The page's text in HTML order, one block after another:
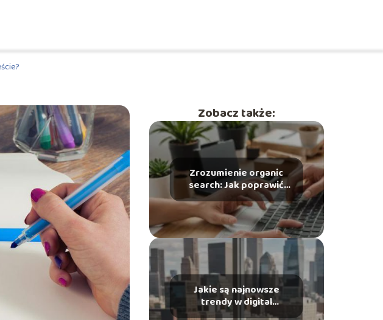
Zobacz także:
Zrozumienie organic
search: Jak poprawić
widoczność w
wyszukiwarkach?
Jakie są najnowsze
trendy w digital
marketingu?